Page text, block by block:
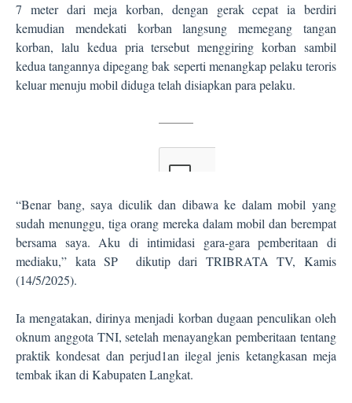
7 meter dari meja korban, dengan gerak cepat ia berdiri
kemudian mendekati korban langsung memegang tangan
korban, lalu kedua pria tersebut menggiring korban sambil
kedua tangannya dipegang bak seperti menangkap pelaku teroris
keluar menuju mobil diduga telah disiapkan para pelaku.
“Benar bang, saya diculik dan dibawa ke dalam mobil yang
sudah menunggu, tiga orang mereka dalam mobil dan berempat
bersama saya. Aku di intimidasi gara-gara pemberitaan di
mediaku,” kata SP
dikutip dari TRIBRATA TV, Kamis
(14/5/2025).
Ia mengatakan, dirinya menjadi korban dugaan penculikan oleh
oknum anggota TNI, setelah menayangkan pemberitaan tentang
praktik kondesat dan perjud1an ilegal jenis ketangkasan meja
tembak ikan di Kabupaten Langkat.